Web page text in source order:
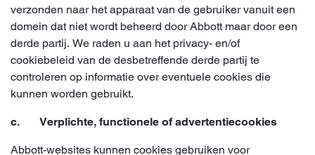
verzonden naar het apparaat van de gebruiker vanuit een
domein dat niet wordt beheerd door Abbott maar door een
derde partij. We raden u aan het privacy- en/of
cookiebeleid van de desbetreffende derde partij te
controleren op informatie over eventuele cookies die
kunnen worden gebruikt.
c. Verplichte, functionele of advertentiecookies
Abbott-websites kunnen cookies gebruiken voor